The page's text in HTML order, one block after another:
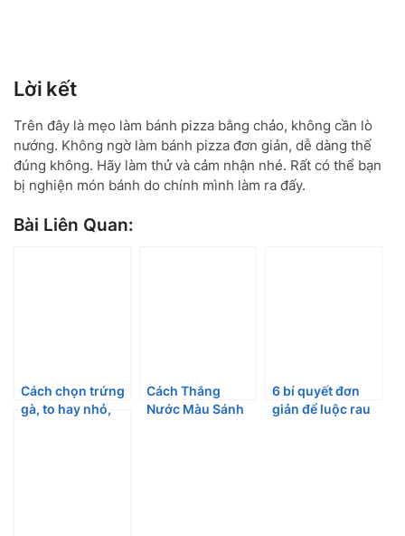
Lời kết
Trên đây là mẹo làm bánh pizza bằng chảo, không cần lò
nướng. Không ngờ làm bánh pizza đơn giản, dễ dàng thế
đúng không. Hãy làm thử và cảm nhận nhé. Rất có thể bạn
bị nghiện món bánh do chính mình làm ra đấy.
Bài Liên Quan:
Cách chọn trứng
gà, to hay nhỏ,
Cách Thắng
Nước Màu Sánh
6 bí quyết đơn
giản để luộc rau